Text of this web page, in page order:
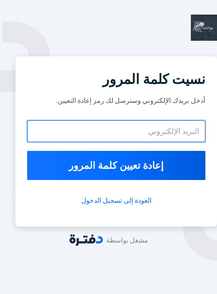
نسيت كلمة المرور
أدخل بريدك الإلكتروني وسنرسل لك رمز إعادة التعيين.
إعادة تعيين كلمة المرور
العودة إلى تسجيل الدخول
مشغل بواسطة